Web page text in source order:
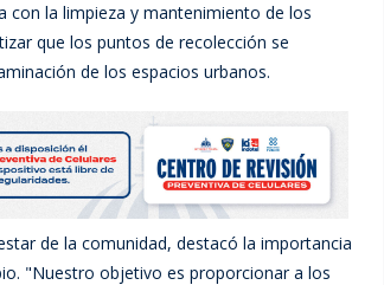
con la limpieza y mantenimiento de los
que los puntos de recolección se
de los espacios urbanos.
de la comunidad, destacó la importancia
"Nuestro objetivo es proporcionar a los